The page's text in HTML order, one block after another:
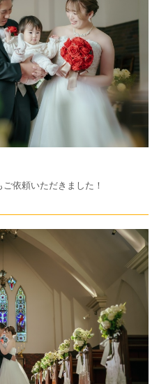
依頼いただきました！